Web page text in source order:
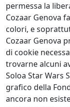
permessa la
Cozaar Genova
colori, e
Cozaar Genova
di cookie
trovarne alcuni
Soloa Star Wars
grafico della
ancora non